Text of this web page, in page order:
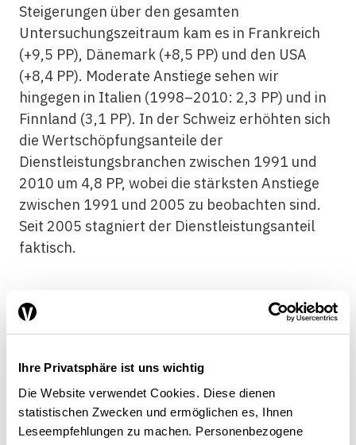
Ihre Privatsphäre ist uns wichtig
Die Website verwendet Cookies. Diese dienen
statistischen Zwecken und ermöglichen es, Ihnen
Leseempfehlungen zu machen. Personenbezogene
Steigerungen über den gesamten
Untersuchungszeitraum kam es in Frankreich
(+9,5 PP), Dänemark (+8,5 PP) und den USA
(+8,4 PP). Moderate Anstiege sehen wir
hingegen in Italien (1998–2010: 2,3 PP) und in
Finnland (3,1 PP). In der Schweiz erhöhten sich
die Wertschöpfungsanteile der
Dienstleistungsbranchen zwischen 1991 und
2010 um 4,8 PP, wobei die stärksten Anstiege
zwischen 1991 und 2005 zu beobachten sind.
Seit 2005 stagniert der Dienstleistungsanteil
faktisch.
Grössere strukturelle
Frankreich, USA, Niederlande